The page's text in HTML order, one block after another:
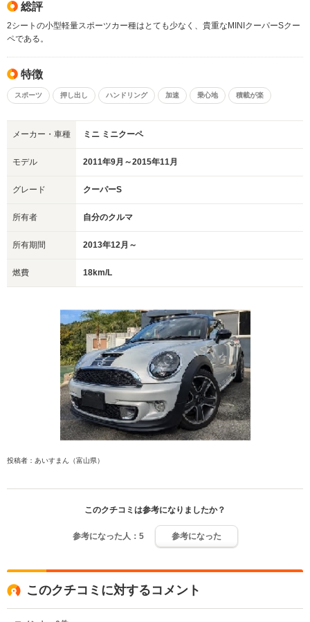
総評
2シートの小型軽量スポーツカー種はとても少なく、貴重なMINIクーパーSクー
ペである。
特徴
スポーツ 押し出し ハンドリング 加速 乗心地 積載が楽
メーカー・車種 ミニ ミニクーペ
モデル 2011年9月～2015年11月
グレード クーパーS
所有者 自分のクルマ
所有期間 2013年12月～
燃費 18km/L
投稿者：あいすまん（富山県）
このクチコミは参考になりましたか？
参考になった人： 5 参考になった
このクチコミに対するコメント